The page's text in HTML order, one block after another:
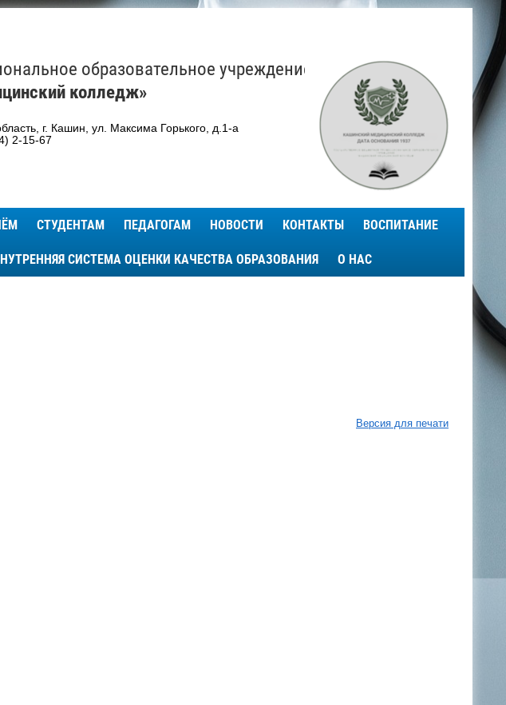
образовательное учреждение
колледж»
г. Кашин, ул. Максима Горького, д.1-а
2-15-67
СТУДЕНТАМ ПЕДАГОГАМ НОВОСТИ КОНТАКТЫ ВОСПИТАНИЕ
СИСТЕМА ОЦЕНКИ КАЧЕСТВА ОБРАЗОВАНИЯ О НАС
Версия для печати